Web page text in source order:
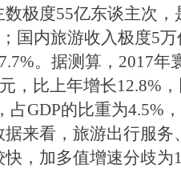
极度55亿东谈主次，
国内旅游收入极度5
。据测算，2017年
，比上年增长12.8%
占GDP的比重为4.5%
来看，旅游出行服务
，加多值增速分歧为